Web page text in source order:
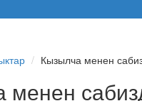
Кызылча менен
менен